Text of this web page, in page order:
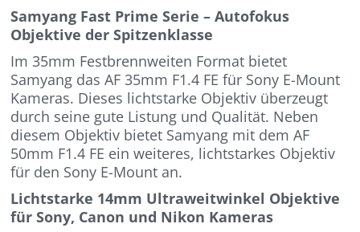
Samyang Fast Prime Serie – Autofokus
Objektive der Spitzenklasse
Im 35mm Festbrennweiten Format bietet
Samyang das AF 35mm F1.4 FE für Sony E-Mount
Kameras. Dieses lichtstarke Objektiv überzeugt
durch seine gute Listung und Qualität. Neben
diesem Objektiv bietet Samyang mit dem AF
50mm F1.4 FE ein weiteres, lichtstarkes Objektiv
für den Sony E-Mount an.
Lichtstarke 14mm Ultraweitwinkel Objektive
für Sony, Canon und Nikon Kameras